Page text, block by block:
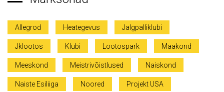
Allegrod Heategevus Jalgpalliklubi
Jklootos Klubi Lootospark Maakond
Meeskond Meistrivõistlused Naiskond
Naiste Esiliiga Noored Projekt USA